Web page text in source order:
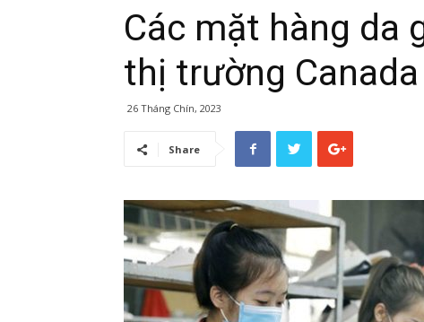
Các mặt hàng da
thị trường
26 Tháng Chín, 2023
Share